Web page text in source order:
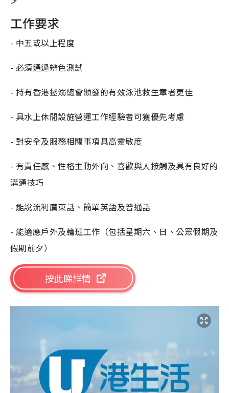
工作要求
- 中五或以上程度
- 必須通過辨色測試
- 持有香港拯溺總會頒發的有效泳池救生章者更佳
- 具水上休閒設施營運工作經驗者可獲優先考慮
- 對安全及服務相關事項具高靈敏度
- 有責任感、性格主動外向、喜歡與人接觸及具有良好的
溝通技巧
- 能說流利廣東話、簡單英語及普通話
- 能適應戶外及輪班工作（包括星期六、日、公眾假期及
假期前夕）
按此睇詳情